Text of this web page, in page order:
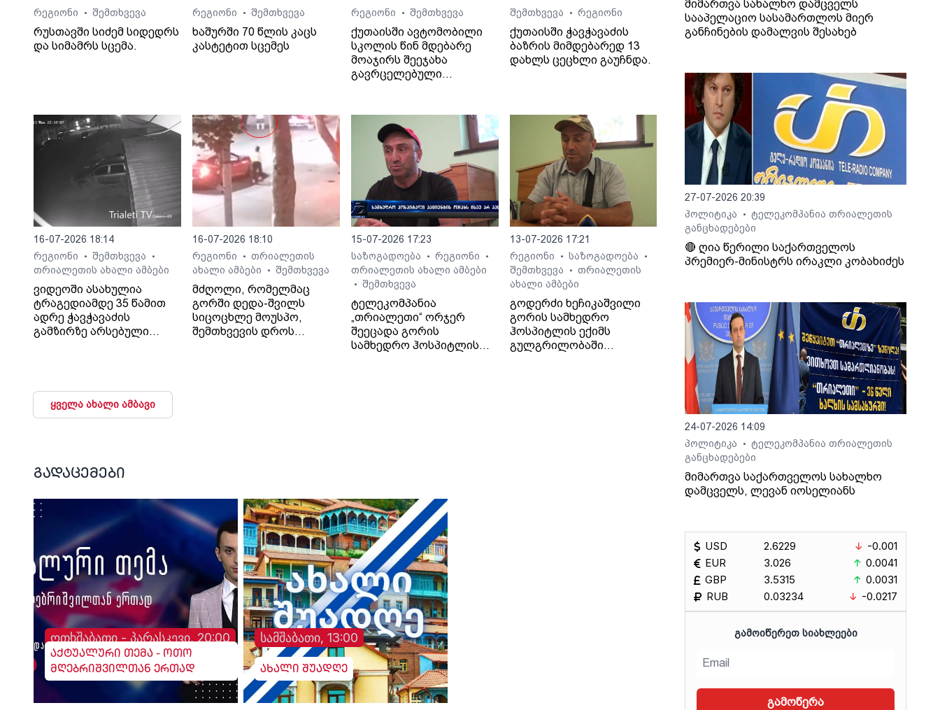
რეგიონი
• შემთხვევა
რუსთავში სიძემ სიდედრს
და სიმამრს სცემა.
რეგიონი
• შემთხვევა
ხაშურში 70 წლის კაცს
კასტეტით სცემეს
რეგიონი
• შემთხვევა
ქუთაისში ავტომობილი
სკოლის წინ მდებარე
მოაჯირს შეეჯახა
გავრცელებული
საჯარო სკოლასთან
მოხდა.
შემთხვევა
• რეგიონი
ქუთაისში ჭავჭავაძის
ბაზრის მიმდებარედ 13
დახლს ცეცხლი გაუჩნდა.
16-07-2026 18:14
რეგიონი
• შემთხვევა •
თრიალეთის ახალი ამბები
ვიდეოში ასახულია
ტრაგედიამდე 35 წამით
ადრე ჭავჭავაძის
გამზირზე არსებული
16-07-2026 18:10
რეგიონი
• თრიალეთის
ახალი ამბები
• შემთხვევა
მძღოლი, რომელმაც
გორში დედა-შვილს
სიცოცხლე მოუსპო,
შემთხვევის დროს
15-07-2026 17:23
საზოგადოება
• რეგიონი •
თრიალეთის ახალი ამბები
• შემთხვევა
ტელეკომპანია
„თრიალეთი“ ორჯერ
შეეცადა გორის
სამხედრო ჰოსპიტლის
პირველად 13 ივლისს
დაუკავშირდნენ, ხოლო
მეორედ - 14 ივლისს, მას
შემდეგ, რაც ოჯახმა
ახალი განცხადება
გააკეთა და დააზუსტა,
რომ მკურნალი ექიმის
ვინაობა
თავდაპირველად
ჰოსპიტლის
თანამშრომლის მიერ
მიწოდებული მცდარი
ინფორმაციის გამო
შეეშალათ. მიუხედავად
„თრიალეთის“
13-07-2026 17:21
რეგიონი
• საზოგადოება •
შემთხვევა • თრიალეთის
ახალი ამბები
გოდერძი ხეჩიკაშვილი
გორის სამხედრო
ჰოსპიტლის ექიმს
გულგრილობაში
ყველა ახალი ამბავი
გადაცემები
ოთხშაბათი - პარასკევი, 20:00
აქტუალური თემა - ოთო
მღებრიშვილთან ერთად
სამშაბათი, 13:00
ახალი შუადღე
მიმართვა სახალხო დამცველს
სააპელაციო სასამართლოს მიერ
განჩინების დამალვის შესახებ
27-07-2026 20:39
პოლიტიკა
•
ტელეკომპანია თრიალეთის
განცხადებები
🔴 ღია წერილი საქართველოს
პრემიერ-მინისტრს ირაკლი კობახიძეს
24-07-2026 14:09
პოლიტიკა
•
ტელეკომპანია თრიალეთის
განცხადებები
მიმართვა საქართველოს სახალხო
დამცველს, ლევან იოსელიანს
USD
EUR
GBP
RUB
2.6229
3.026
3.5315
0.03234
-0.001
0.0041
0.0031
-0.0217
ᲒᲐᲛᲝᲘᲬᲔᲠᲔᲗ ᲡᲘᲐᲮᲚᲔᲔᲑᲘ
გამოწერა